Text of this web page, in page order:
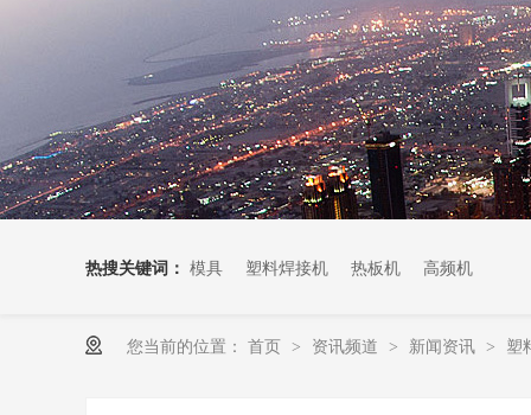
热搜关键词： 模具 塑料焊接机 热板机 高频机
您当前的位置： 首页 > 资讯频道 > 新闻资讯 > 塑